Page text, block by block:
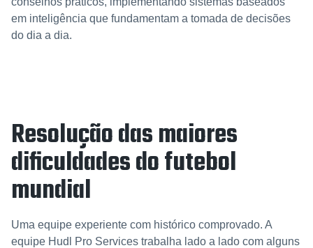
em inteligência que fundamentam a tomada de decisões
do dia a dia.
Resolução das maiores
dificuldades do futebol
mundial
Uma equipe experiente com histórico comprovado. A
equipe Hudl Pro Services trabalha lado a lado com alguns